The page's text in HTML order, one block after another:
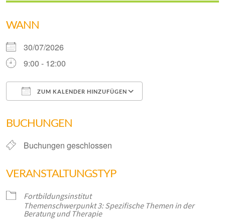
WANN
30/07/2026
9:00 - 12:00
ZUM KALENDER HINZUFÜGEN
BUCHUNGEN
Buchungen geschlossen
VERANSTALTUNGSTYP
Fortbildungsinstitut
Themenschwerpunkt 3: Spezifische Themen in der
Beratung und Therapie